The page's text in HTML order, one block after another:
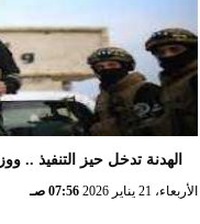
الهدنة تدخل حيز التنفيذ ..
الأربعاء، 21 يناير 2026 07:56 صـ